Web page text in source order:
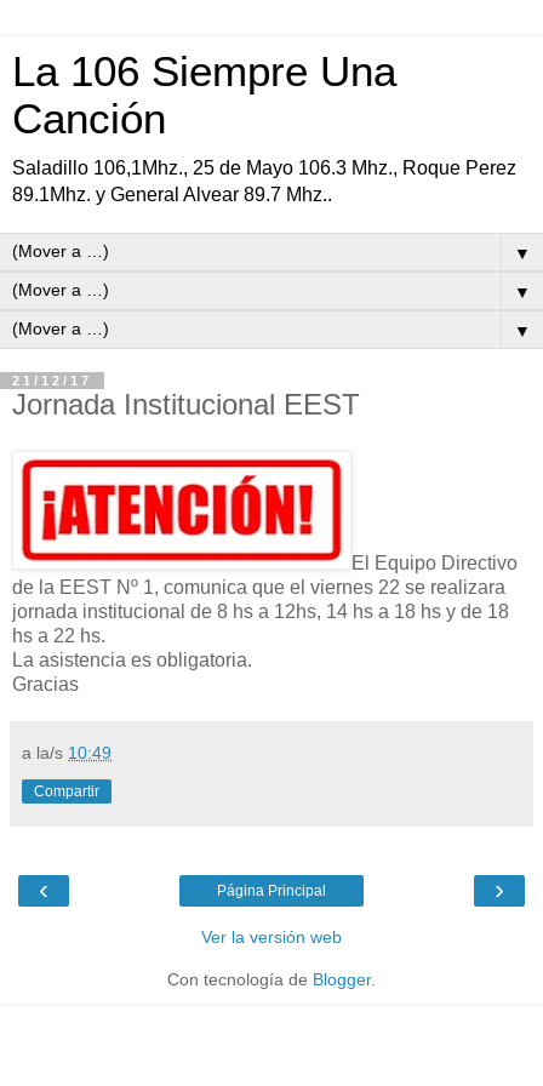
La 106 Siempre Una
Canción
Saladillo 106,1Mhz., 25 de Mayo 106.3 Mhz., Roque Perez
89.1Mhz. y General Alvear 89.7 Mhz..
▼
▼
▼
21/12/17
Jornada Institucional EEST
El Equipo Directivo
de la EEST Nº 1, comunica que el viernes 22 se realizara
jornada institucional de 8 hs a 12hs, 14 hs a 18 hs y de 18
hs a 22 hs.
La asistencia es obligatoria.
Gracias
a la/s 10:49
Compartir
‹ ›
Página Principal
Ver la versión web
Con tecnología de Blogger.